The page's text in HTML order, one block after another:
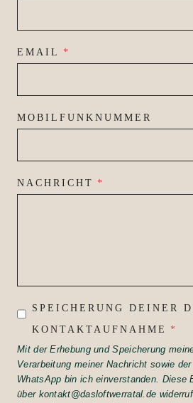
EMAIL *
MOBILFUNKNUMMER
NACHRICHT *
SPEICHERUNG DEINER
KONTAKTAUFNAHME
*
Mit der Erhebung und Speicherung
Verarbeitung meiner Nachricht sowie
WhatsApp bin ich einverstanden. Diese
über kontakt@dasloftwerratal.de